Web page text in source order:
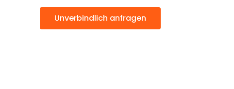
Unverbindlich anfragen